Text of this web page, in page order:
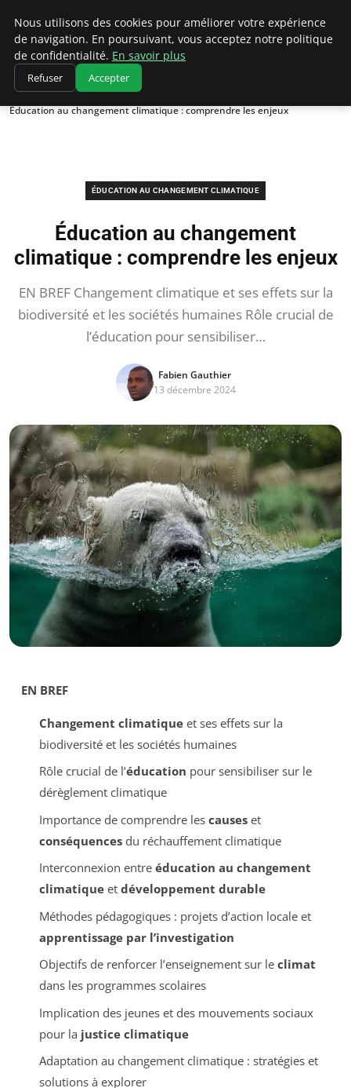
Climatedebtagents
Accueil
Éducation au changement climatique
Éducation au changement climatique : comprendre les enjeux
ÉDUCATION AU CHANGEMENT CLIMATIQUE
Éducation au changement
climatique : comprendre les enjeux
EN BREF Changement climatique et ses effets sur la
biodiversité et les sociétés humaines Rôle crucial de
l’éducation pour sensibiliser…
Fabien Gauthier
13 décembre 2024
EN BREF
Changement climatiqueet ses effets sur la
biodiversité et les sociétés humaines
Rôle crucial de l’éducation pour sensibiliser sur le
dérèglement climatique
Importance de comprendre les causeset
conséquencesdu réchauffement climatique
Interconnexion entre éducation au changement
climatiqueet développement durable
Méthodes pédagogiques : projets d’action locale et
apprentissage par l’investigation
Objectifs de renforcer l’enseignement sur le climat
dans les programmes scolaires
Implication des jeunes et des mouvements sociaux
pour la justice climatique
Adaptation au changement climatique : stratégies et
solutions à explorer
Nous utilisons des cookies pour améliorer votre expérience
de navigation. En poursuivant, vous acceptez notre politique
de confidentialité. En savoir plus
Refuser Accepter